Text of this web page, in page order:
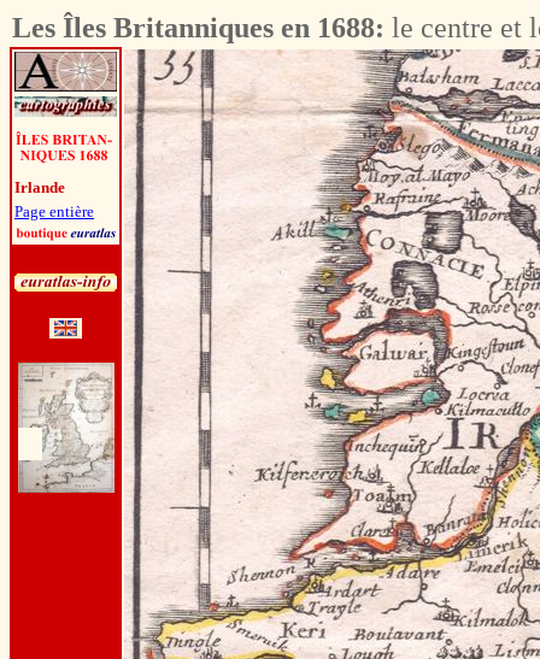
Les Îles Britanniques en 1688: le centre et
Irlande
Page entière